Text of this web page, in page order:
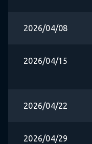
2026/04/08
2026/04/15
2026/04/22
2026/04/29